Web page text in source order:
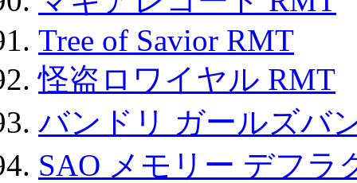
Tree of Savior RMT
怪盗ロワイヤル RMT
バンドリ ガールズバ
SAO メモリー デフラ